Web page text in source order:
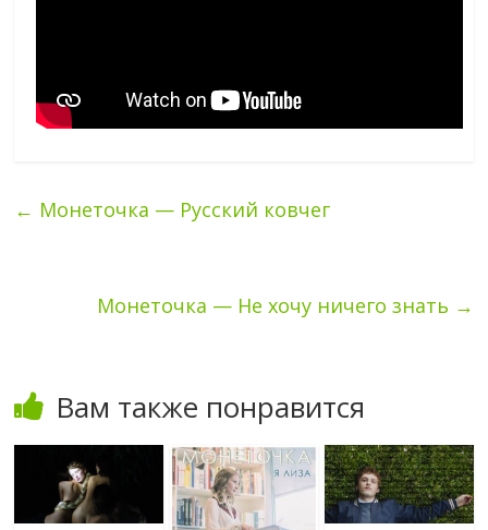
← Монеточка — Русский ковчег
Монеточка — Не хочу ничего знать →
Вам также понравится